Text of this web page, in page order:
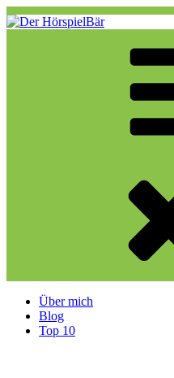
Zum
Inhalt
Eine weitere WordPress-Website
Über mich
Blog
Top 10